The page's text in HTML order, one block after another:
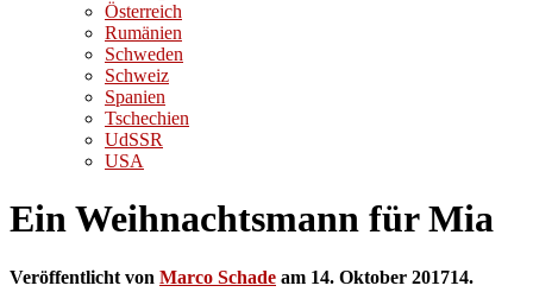
Österreich
Rumänien
Schweden
Schweiz
Spanien
Tschechien
UdSSR
USA
Ein Weihnachtsmann für Mia
Veröffentlicht von Marco Schade am 14. Oktober 201714.